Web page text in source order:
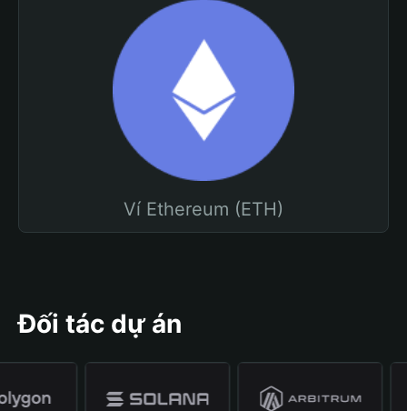
Ví Ethereum (ETH)
Đối tác dự án